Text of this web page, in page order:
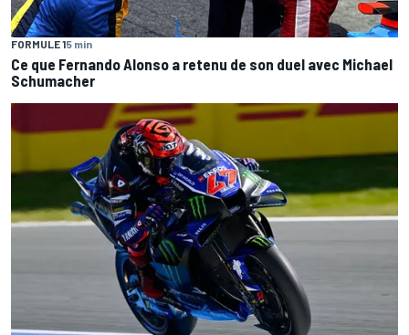
FORMULE 15 min
Ce que Fernando Alonso a retenu de son duel avec Michael
Schumacher